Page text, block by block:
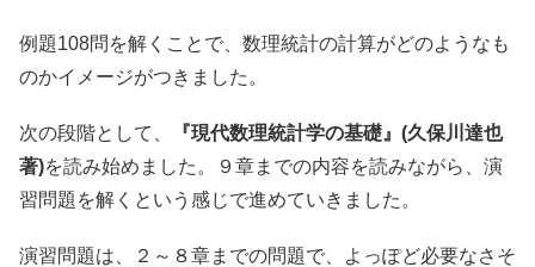
例題108問を解くことで、数理統計の計算がどのようなも
のかイメージがつきました。
次の段階として、
『現代数理統計学の基礎』(久保川達也
著)を読み始めました。９章までの内容を読みながら、演
習問題を解くという感じで進めていきました。
演習問題は、２～８章までの問題で、よっぽど必要なさそ